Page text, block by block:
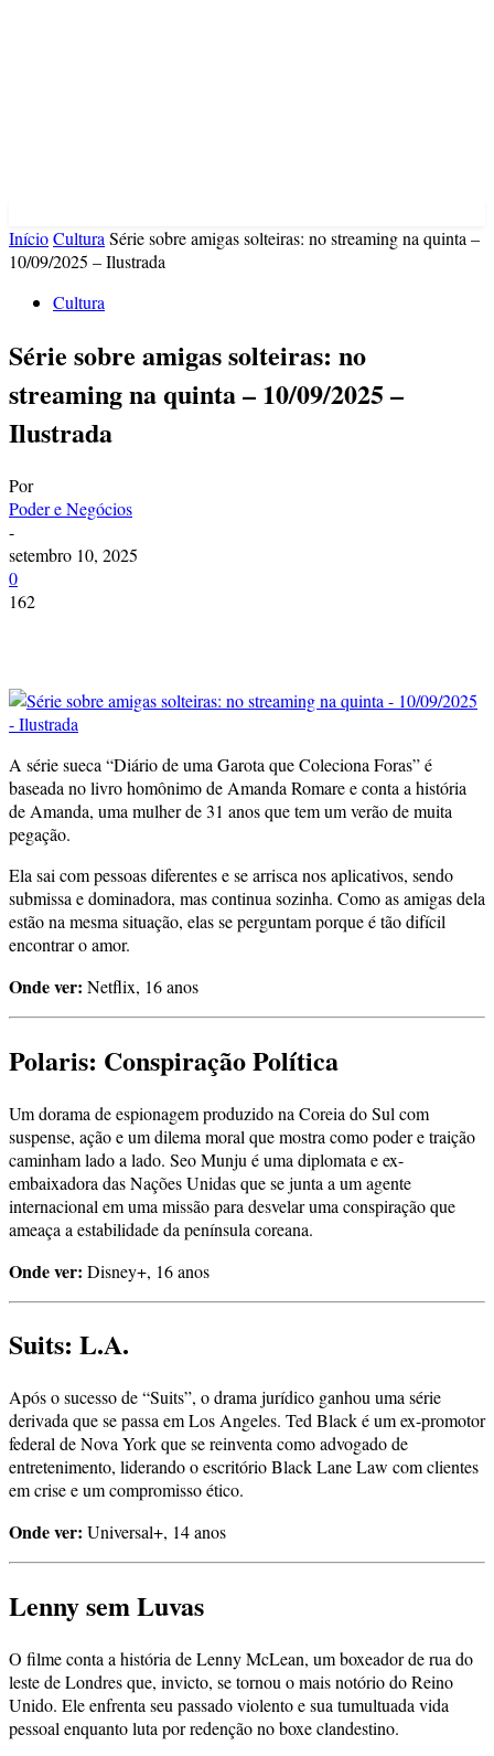
InícioCultura Série sobre amigas solteiras: no streaming na quinta –
10/09/2025 – Ilustrada
Cultura
Série sobre amigas solteiras: no
streaming na quinta – 10/09/2025 –
Ilustrada
Por
Poder e Negócios
-
setembro 10, 2025
0
162
A série sueca “Diário de uma Garota que Coleciona Foras” é
baseada no livro homônimo de Amanda Romare e conta a história
de Amanda, uma mulher de 31 anos que tem um verão de muita
pegação.
Ela sai com pessoas diferentes e se arrisca nos aplicativos, sendo
submissa e dominadora, mas continua sozinha. Como as amigas dela
estão na mesma situação, elas se perguntam porque é tão difícil
encontrar o amor.
Onde ver: Netflix, 16 anos
Polaris: Conspiração Política
Um dorama de espionagem produzido na Coreia do Sul com
suspense, ação e um dilema moral que mostra como poder e traição
caminham lado a lado. Seo Munju é uma diplomata e ex-
embaixadora das Nações Unidas que se junta a um agente
internacional em uma missão para desvelar uma conspiração que
ameaça a estabilidade da península coreana.
Onde ver: Disney+, 16 anos
Suits: L.A.
Após o sucesso de “Suits”, o drama jurídico ganhou uma série
derivada que se passa em Los Angeles. Ted Black é um ex-promotor
federal de Nova York que se reinventa como advogado de
entretenimento, liderando o escritório Black Lane Law com clientes
em crise e um compromisso ético.
Onde ver: Universal+, 14 anos
Lenny sem Luvas
O filme conta a história de Lenny McLean, um boxeador de rua do
leste de Londres que, invicto, se tornou o mais notório do Reino
Unido. Ele enfrenta seu passado violento e sua tumultuada vida
pessoal enquanto luta por redenção no boxe clandestino.